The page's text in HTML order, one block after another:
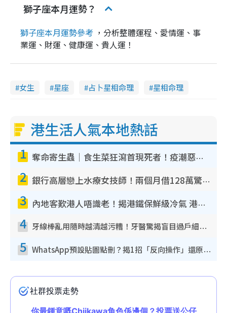
獅子座本月運勢？
獅子座本月運勢參考 ，分析整體運程、愛情運、事
業運、財運、健康運、貴人運！
女生 星座 占卜星相命理 星相命理
港生活人氣本地熱話
1 奪命寄生蟲｜食生菜狂瀉首現死者！疫潮惡化錄1.8萬宗病例 揭洗菜3大謬誤
2 銀行高層戀上水療女技師！兩個月借128萬驚覺「沉船」沉落火海 揭背後疑似邪教操控賣淫
3 內地客歎港人唔識老！揭港鐵保鮮級冷氣 港人求放過：咪投訴
4 牙線棒亂用隨時越清越污糟！牙醫驚揭盲目過戶細菌恐致蛀牙：呢種先係日常真保養
5 WhatsApp預設貼圖點刪？揭1招「反向操作」還原簡潔介面 附3步實測教學